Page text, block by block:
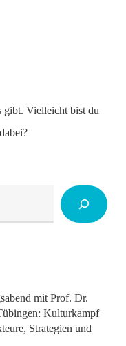
gibt. Vielleicht bist du
mit Prof. Dr.
Kulturkampf
Strategien und